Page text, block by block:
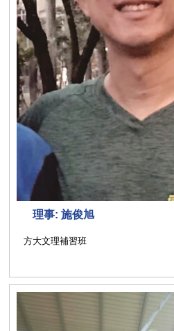
理事: 施俊旭
方大文理補習班